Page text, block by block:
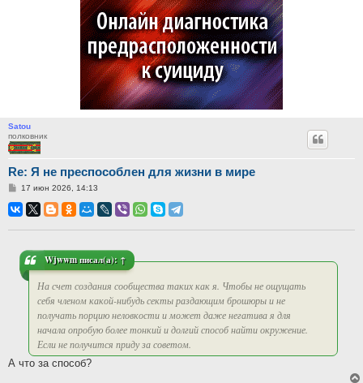
Satou
полковник
Re: Я не преспособлен для жизни в мире
Сообщение
17 июн 2026, 14:13
Wjwwmписал(а): ↑
На счет создания сообщества таких как я. Чтобы не ощущать
себя членом какой-нибудь секты раздающим брошюры и не
получать порцию неловкости и может даже негатива я для
начала опробую более тонкий и долгий способ найти окружение.
Если не получится приду за советом.
А что за способ?